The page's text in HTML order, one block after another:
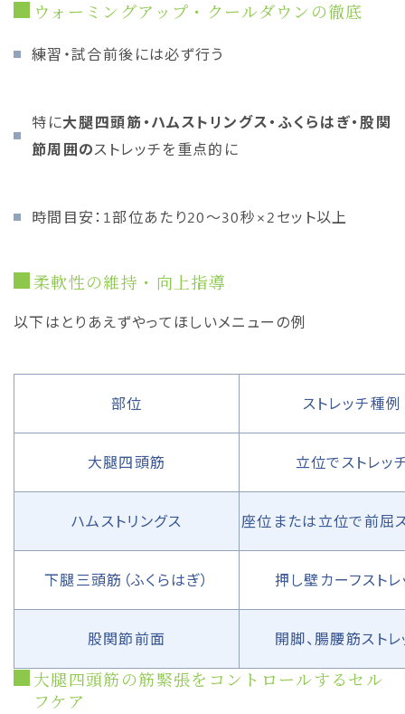
ウォーミングアップ・クールダウンの徹底
練習・試合前後には必ず行う
特に大腿四頭筋・ハムストリングス・ふくらはぎ・股関
節周囲のストレッチを重点的に
時間目安：1部位あたり20〜30秒×2セット以上
柔軟性の維持・向上指導
以下はとりあえずやってほしいメニューの例
部位 ストレッチ種例
大腿四頭筋 立位でストレッ
ハムストリングス 座位または立位で前屈
下腿三頭筋（ふくらはぎ） 押し壁カーフスト
股関節前面 開脚、腸腰筋スト
大腿四頭筋の筋緊張をコントロールするセル
フケア